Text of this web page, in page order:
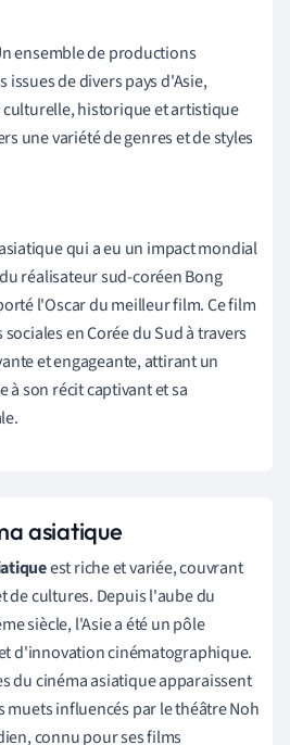
ensemble de productions
de divers pays d'Asie,
historique et artistique
une variété de genres et de styles
qui a eu un impact mondial
réalisateur sud-coréen Bong
l'Oscar du meilleur film. Ce film
en Corée du Sud à travers
et engageante, attirant un
à son récit captivant et sa
asiatique
est riche et variée, couvrant
de cultures. Depuis l'aube du
siècle, l'Asie a été un pôle
d'innovation cinématographique.
du cinéma asiatique apparaissent
muets influencés par le théâtre Noh
connu pour ses films